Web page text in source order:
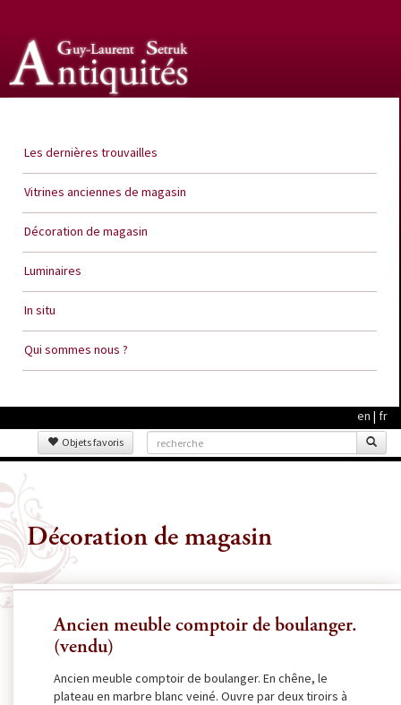
Les dernières trouvailles
Vitrines anciennes de magasin
Décoration de magasin
Luminaires
In situ
Qui sommes nous ?
en | fr
Objets favoris
Décoration de magasin
Ancien meuble comptoir de boulanger.
(vendu)
Ancien meuble comptoir de boulanger. En chêne, le
plateau en marbre blanc veiné. Ouvre par deux tiroirs à